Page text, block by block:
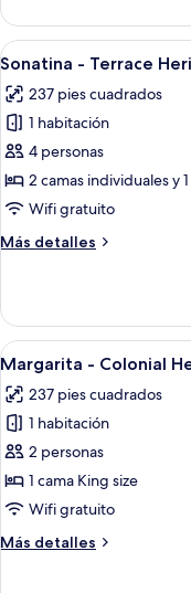
-
Historic
Suite
Abrir
todas
las
fotos
de
Sonatina
-
Heritage
bed
4
Sonatina - Terrace
237 pies cuadrados
1 habitación
4 personas
2 camas individuales y
Wifi gratuito
Más detalles
Más
-
Terrace
Heritage
two
bed
Abrir
todas
las
fotos
de
Margarita
-
Heritage
3
Margarita - Colonial
237 pies cuadrados
1 habitación
2 personas
1 cama King size
Wifi gratuito
Más detalles
Más